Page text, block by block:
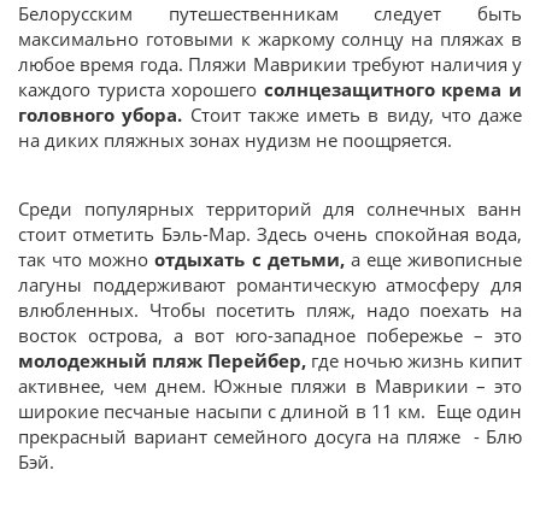
Белорусским путешественникам следует быть
максимально готовыми к жаркому солнцу на пляжах в
любое время года. Пляжи Маврикии требуют наличия у
каждого туриста хорошего солнцезащитного крема и
головного убора. Стоит также иметь в виду, что даже
на диких пляжных зонах нудизм не поощряется.
Среди популярных территорий для солнечных ванн
стоит отметить Бэль-Мар. Здесь очень спокойная вода,
так что можноотдыхать с детьми, а еще живописные
лагуны поддерживают романтическую атмосферу для
влюбленных. Чтобы посетить пляж, надо поехать на
восток острова, а вот юго-западное побережье – это
молодежный пляж Перейбер, где ночью жизнь кипит
активнее, чем днем. Южные пляжи в Маврикии – это
широкие песчаные насыпи с длиной в 11 км. Еще один
прекрасный вариант семейного досуга на пляже - Блю
Бэй.